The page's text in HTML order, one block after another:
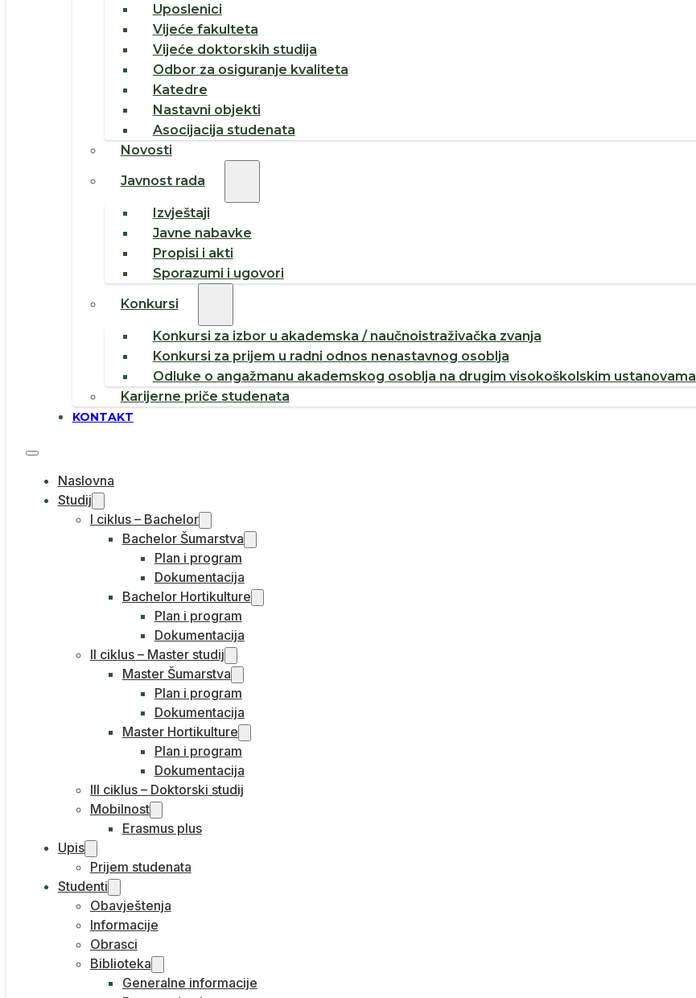
Uposlenici
Vijeće fakulteta
Vijeće doktorskih studija
Odbor za osiguranje kvaliteta
Katedre
Nastavni objekti
Asocijacija studenata
Novosti
Javnost rada
Izvještaji
Javne nabavke
Propisi i akti
Sporazumi i ugovori
Konkursi
Konkursi za izbor u akademska / naučnoistraživačka zvanja
Konkursi za prijem u radni odnos nenastavnog osoblja
Odluke o angažmanu akademskog osoblja na drugim visokoškolskim ustanovama
Karijerne priče studenata
KONTAKT
Naslovna
Studij
I ciklus – Bachelor
Bachelor Šumarstva
Plan i program
Dokumentacija
Bachelor Hortikulture
Plan i program
Dokumentacija
II ciklus – Master studij
Master Šumarstva
Plan i program
Dokumentacija
Master Hortikulture
Plan i program
Dokumentacija
III ciklus – Doktorski studij
Mobilnost
Erasmus plus
Upis
Prijem studenata
Studenti
Obavještenja
Informacije
Obrasci
Biblioteka
Generalne informacije